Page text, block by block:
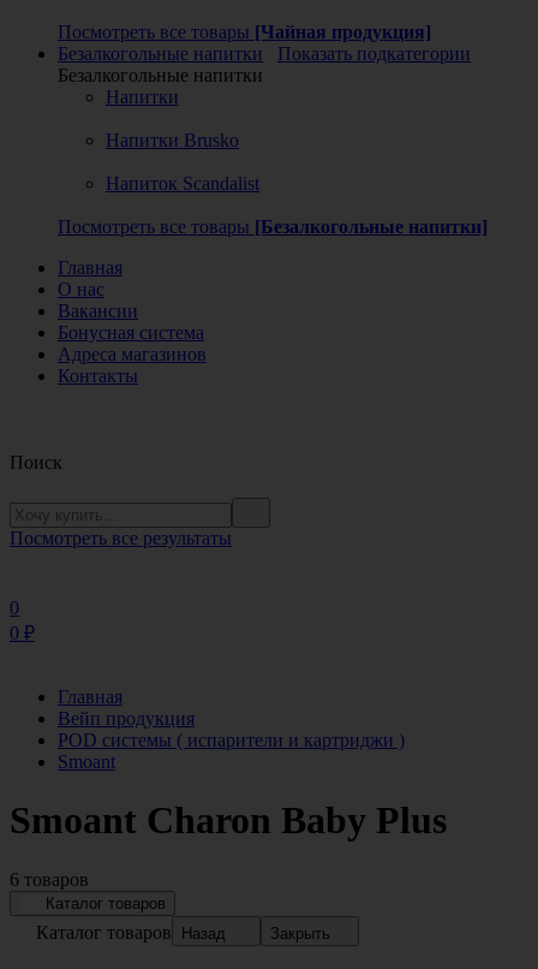
Посмотреть все товары [Чайная продукция]
Безалкогольные напитки
Показать подкатегории
Безалкогольные напитки
Напитки
Напитки Brusko
Напиток Scandalist
Посмотреть все товары [Безалкогольные напитки]
Главная
О нас
Вакансии
Бонусная система
Адреса магазинов
Контакты
Поиск
Посмотреть все результаты
0
0 ₽
Главная
Вейп продукция
POD системы ( испарители и картриджи )
Smoant
Smoant Charon Baby Plus
6 товаров
Каталог товаров
Каталог товаров Назад Закрыть